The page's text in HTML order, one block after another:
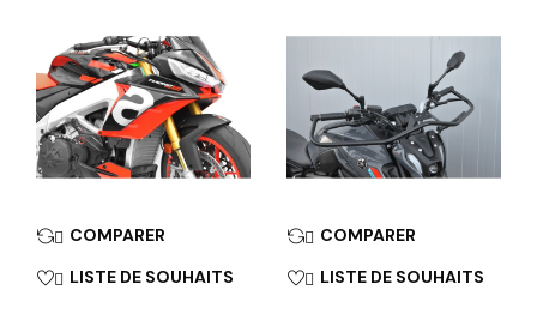
 COMPARER
 LISTE DE SOUHAITS
 COMPARER
 LISTE DE SOUHAITS